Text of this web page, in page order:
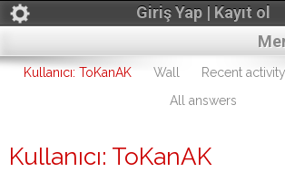
Giriş Yap | Kayıt ol
Kullanıcı: ToKanAK Wall Recent activity
All answers
Kullanıcı: ToKanAK